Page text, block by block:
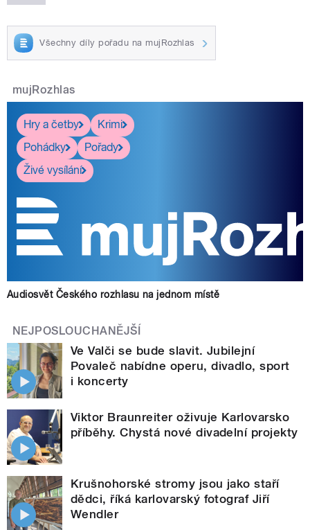
Všechny díly pořadu na mujRozhlas
mujRozhlas
Hry a četby
Krimi
Pohádky
Pořady
Živé vysílání
Audiosvět Českého rozhlasu na jednom místě
NEJPOSLOUCHANĚJŠÍ
Ve Valči se bude slavit. Jubilejní
Povaleč nabídne operu, divadlo, sport
i koncerty
Viktor Braunreiter oživuje Karlovarsko
příběhy. Chystá nové divadelní projekty
Krušnohorské stromy jsou jako staří
dědci, říká karlovarský fotograf Jiří
Wendler